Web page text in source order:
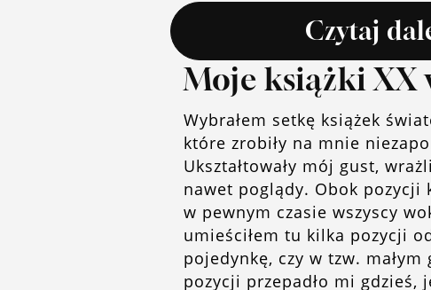
Czytaj
Moje książki XX
Wybrałem setkę książek
które zrobiły na mnie
Ukształtowały mój gust,
nawet poglądy. Obok pozycji
w pewnym czasie wszyscy
umieściłem tu kilka pozycji
pojedynkę, czy w tzw. małym
pozycji przepadło mi gdzieś,